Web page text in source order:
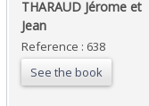
‎THARAUD Jérome et
Jean‎
Reference : 638
See the book